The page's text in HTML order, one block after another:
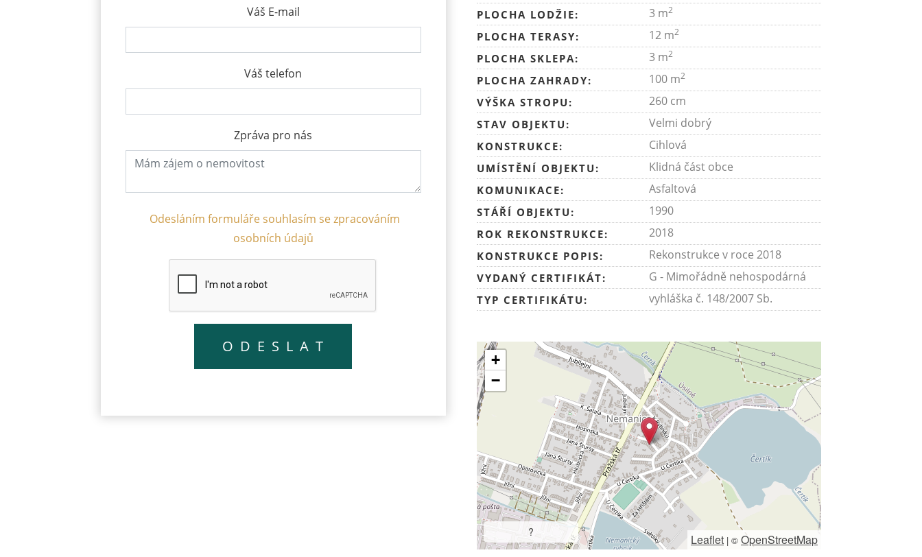
Váš E-mail
Váš telefon
Zpráva pro nás
Odesláním formuláře souhlasím se zpracováním
osobních údajů
PLOCHA LODŽIE: 3 m2
PLOCHA TERASY: 12 m2
PLOCHA SKLEPA: 3 m2
PLOCHA ZAHRADY: 100 m2
VÝŠKA STROPU: 260 cm
STAV OBJEKTU: Velmi dobrý
KONSTRUKCE: Cihlová
UMÍSTĚNÍ OBJEKTU: Klidná část obce
KOMUNIKACE: Asfaltová
STÁŘÍ OBJEKTU: 1990
ROK REKONSTRUKCE: 2018
KONSTRUKCE POPIS: Rekonstrukce v roce 2018
VYDANÝ CERTIFIKÁT: G - Mimořádně nehospodárná
TYP CERTIFIKÁTU: vyhláška č. 148/2007 Sb.
+
−
? Leaflet | © OpenStreetMap